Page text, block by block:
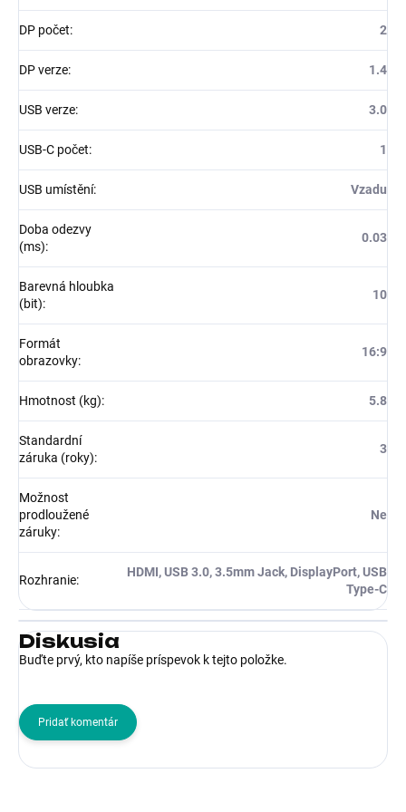
DP počet: 2
DP verze: 1.4
USB verze: 3.0
USB-C počet: 1
USB umístění: Vzadu
Doba odezvy
(ms):
0.03
Barevná hloubka
(bit):
10
Formát
obrazovky:
16:9
Hmotnost (kg): 5.8
Standardní
záruka (roky):
3
Možnost
prodloužené
záruky:
Ne
Rozhranie:
HDMI, USB 3.0, 3.5mm Jack, DisplayPort, USB
Type-C
Diskusia
Buďte prvý, kto napíše príspevok k tejto položke.
Pridať komentár